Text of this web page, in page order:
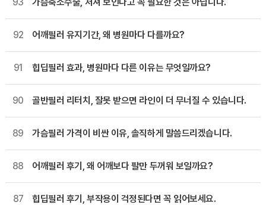
92 어깨필러 유지기간, 왜 병원마다 다를까요?
91 힙딥필러 효과, 병원마다 다른 이유는 무엇일까요?
90 골반필러 리터치, 잘못 받으면 라인이 더 무너질 수 있습니다.
89 가슴필러 가격이 비싼 이유, 솔직하게 말씀드리겠습니다.
88 어깨필러 후기, 왜 어깨보다 팔만 두꺼워 보일까요?
87 힙딥필러 후기, 부작용이 걱정된다면 꼭 읽어보세요.